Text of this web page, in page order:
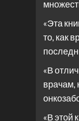
«Эта
то, как
«В
врачам,
«В этой